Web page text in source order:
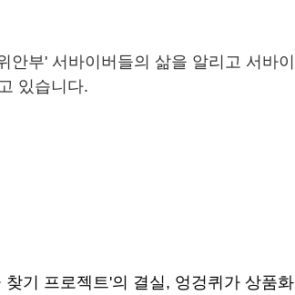
안부' 서바이버들의 삶을 알리고 서바이
있습니다.
기 프로젝트'의 결실, 엉겅퀴가 상품화